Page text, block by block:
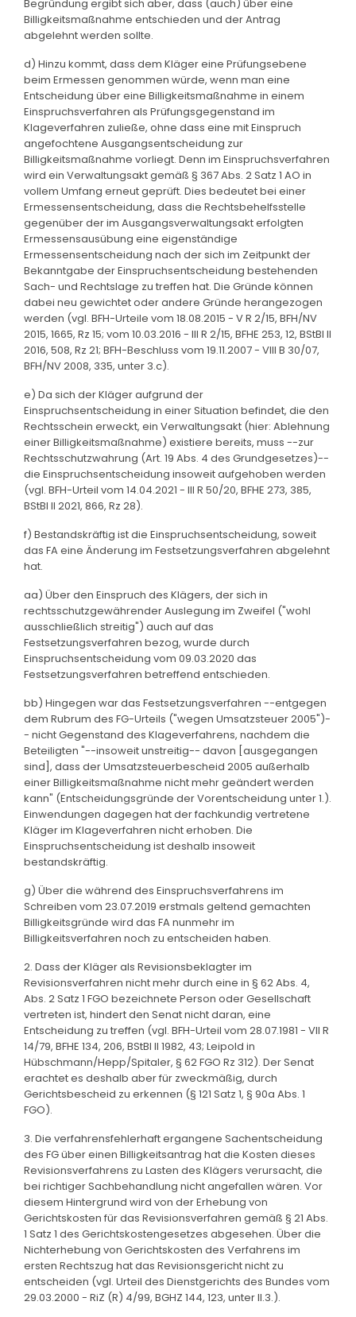
Begründung ergibt sich aber, dass (auch) über eine
Billigkeitsmaßnahme entschieden und der Antrag
abgelehnt werden sollte.
d) Hinzu kommt, dass dem Kläger eine Prüfungsebene
beim Ermessen genommen würde, wenn man eine
Entscheidung über eine Billigkeitsmaßnahme in einem
Einspruchsverfahren als Prüfungsgegenstand im
Klageverfahren zuließe, ohne dass eine mit Einspruch
angefochtene Ausgangsentscheidung zur
Billigkeitsmaßnahme vorliegt. Denn im Einspruchsverfahren
wird ein Verwaltungsakt gemäß § 367 Abs. 2 Satz 1 AO in
vollem Umfang erneut geprüft. Dies bedeutet bei einer
Ermessensentscheidung, dass die Rechtsbehelfsstelle
gegenüber der im Ausgangsverwaltungsakt erfolgten
Ermessensausübung eine eigenständige
Ermessensentscheidung nach der sich im Zeitpunkt der
Bekanntgabe der Einspruchsentscheidung bestehenden
Sach- und Rechtslage zu treffen hat. Die Gründe können
dabei neu gewichtet oder andere Gründe herangezogen
werden (vgl. BFH-Urteile vom 18.08.2015 - V R 2/15, BFH/NV
2015, 1665, Rz 15; vom 10.03.2016 - III R 2/15, BFHE 253, 12, BStBl II
2016, 508, Rz 21; BFH-Beschluss vom 19.11.2007 - VIII B 30/07,
BFH/NV 2008, 335, unter 3.c).
e) Da sich der Kläger aufgrund der
Einspruchsentscheidung in einer Situation befindet, die den
Rechtsschein erweckt, ein Verwaltungsakt (hier: Ablehnung
einer Billigkeitsmaßnahme) existiere bereits, muss --zur
Rechtsschutzwahrung (Art. 19 Abs. 4 des Grundgesetzes)--
die Einspruchsentscheidung insoweit aufgehoben werden
(vgl. BFH-Urteil vom 14.04.2021 - III R 50/20, BFHE 273, 385,
BStBl II 2021, 866, Rz 28).
f) Bestandskräftig ist die Einspruchsentscheidung, soweit
das FA eine Änderung im Festsetzungsverfahren abgelehnt
hat.
aa) Über den Einspruch des Klägers, der sich in
rechtsschutzgewährender Auslegung im Zweifel ("wohl
ausschließlich streitig") auch auf das
Festsetzungsverfahren bezog, wurde durch
Einspruchsentscheidung vom 09.03.2020 das
Festsetzungsverfahren betreffend entschieden.
bb) Hingegen war das Festsetzungsverfahren --entgegen
dem Rubrum des FG-Urteils ("wegen Umsatzsteuer 2005")-
- nicht Gegenstand des Klageverfahrens, nachdem die
Beteiligten "--insoweit unstreitig-- davon [ausgegangen
sind], dass der Umsatzsteuerbescheid 2005 außerhalb
einer Billigkeitsmaßnahme nicht mehr geändert werden
kann" (Entscheidungsgründe der Vorentscheidung unter 1.).
Einwendungen dagegen hat der fachkundig vertretene
Kläger im Klageverfahren nicht erhoben. Die
Einspruchsentscheidung ist deshalb insoweit
bestandskräftig.
g) Über die während des Einspruchsverfahrens im
Schreiben vom 23.07.2019 erstmals geltend gemachten
Billigkeitsgründe wird das FA nunmehr im
Billigkeitsverfahren noch zu entscheiden haben.
2. Dass der Kläger als Revisionsbeklagter im
Revisionsverfahren nicht mehr durch eine in § 62 Abs. 4,
Abs. 2 Satz 1 FGO bezeichnete Person oder Gesellschaft
vertreten ist, hindert den Senat nicht daran, eine
Entscheidung zu treffen (vgl. BFH-Urteil vom 28.07.1981 - VII R
14/79, BFHE 134, 206, BStBl II 1982, 43; Leipold in
Hübschmann/Hepp/Spitaler, § 62 FGO Rz 312). Der Senat
erachtet es deshalb aber für zweckmäßig, durch
Gerichtsbescheid zu erkennen (§ 121 Satz 1, § 90a Abs. 1
FGO).
3. Die verfahrensfehlerhaft ergangene Sachentscheidung
des FG über einen Billigkeitsantrag hat die Kosten dieses
Revisionsverfahrens zu Lasten des Klägers verursacht, die
bei richtiger Sachbehandlung nicht angefallen wären. Vor
diesem Hintergrund wird von der Erhebung von
Gerichtskosten für das Revisionsverfahren gemäß § 21 Abs.
1 Satz 1 des Gerichtskostengesetzes abgesehen. Über die
Nichterhebung von Gerichtskosten des Verfahrens im
ersten Rechtszug hat das Revisionsgericht nicht zu
entscheiden (vgl. Urteil des Dienstgerichts des Bundes vom
29.03.2000 - RiZ (R) 4/99, BGHZ 144, 123, unter II.3.).